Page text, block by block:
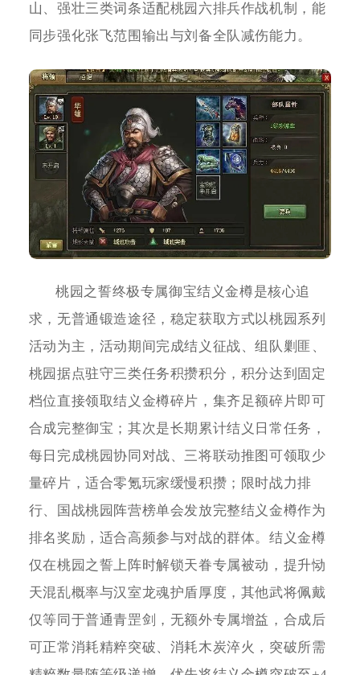
山、强壮三类词条适配桃园六排兵作战机制，能
同步强化张飞范围输出与刘备全队减伤能力。
桃园之誓终极专属御宝结义金樽是核心追
求，无普通锻造途径，稳定获取方式以桃园系列
活动为主，活动期间完成结义征战、组队剿匪、
桃园据点驻守三类任务积攒积分，积分达到固定
档位直接领取结义金樽碎片，集齐足额碎片即可
合成完整御宝；其次是长期累计结义日常任务，
每日完成桃园协同对战、三将联动推图可领取少
量碎片，适合零氪玩家缓慢积攒；限时战力排
行、国战桃园阵营榜单会发放完整结义金樽作为
排名奖励，适合高频参与对战的群体。结义金樽
仅在桃园之誓上阵时解锁天眷专属被动，提升恸
天混乱概率与汉室龙魂护盾厚度，其他武将佩戴
仅等同于普通青罡剑，无额外专属增益，合成后
可正常消耗精粹突破、消耗木炭淬火，突破所需